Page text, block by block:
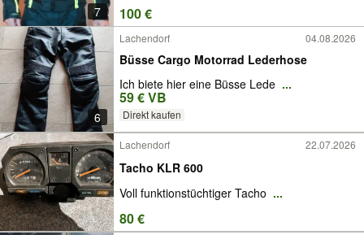
7 100 €
6
Lachendorf 04.08.2026
Büsse Cargo Motorrad Lederhose
Ich biete hier eine Büsse Lede ...
59 € VB
Direkt kaufen
Lachendorf 22.07.2026
Tacho KLR 600
Voll funktionstüchtiger Tacho ...
80 €